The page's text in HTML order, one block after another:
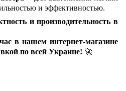
и эффективностью.
и производительность в
в нашем интернет-магазине
по всей Украине! 🚀